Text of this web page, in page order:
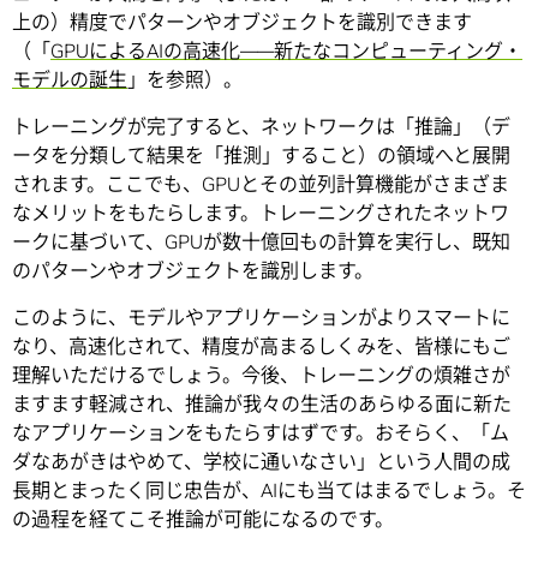
上の）精度でパターンやオブジェクトを識別できます
（「GPUによるAIの高速化――新たなコンピューティング・
モデルの誕生 」を参照）。
トレーニングが完了すると、ネットワークは「推論」（デ
ータを分類して結果を「推測」すること）の領域へと展開
されます。ここでも、GPUとその並列計算機能がさまざま
なメリットをもたらします。トレーニングされたネットワ
ークに基づいて、GPUが数十億回もの計算を実行し、既知
のパターンやオブジェクトを識別します。
このように、モデルやアプリケーションがよりスマートに
なり、高速化されて、精度が高まるしくみを、皆様にもご
理解いただけるでしょう。今後、トレーニングの煩雑さが
ますます軽減され、推論が我々の生活のあらゆる面に新た
なアプリケーションをもたらすはずです。おそらく、「ム
ダなあがきはやめて、学校に通いなさい」という人間の成
長期とまったく同じ忠告が、AIにも当てはまるでしょう。そ
の過程を経てこそ推論が可能になるのです。